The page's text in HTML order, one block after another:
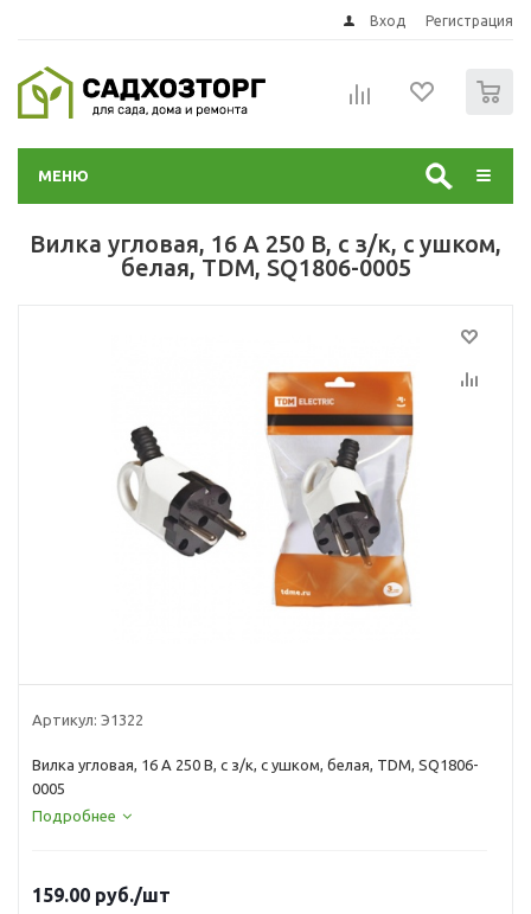
Вход Регистрация
МЕНЮ
Вилка угловая, 16 А 250 В, с з/к, с ушком,
белая, TDM, SQ1806-0005
Артикул: Э1322
Вилка угловая, 16 А 250 В, с з/к, с ушком, белая, TDM, SQ1806-
0005
Подробнее
159.00 руб./шт